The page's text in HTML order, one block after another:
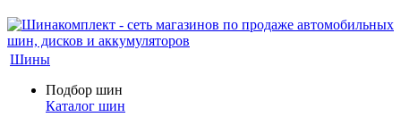
Шины
Подбор шин
Каталог шин